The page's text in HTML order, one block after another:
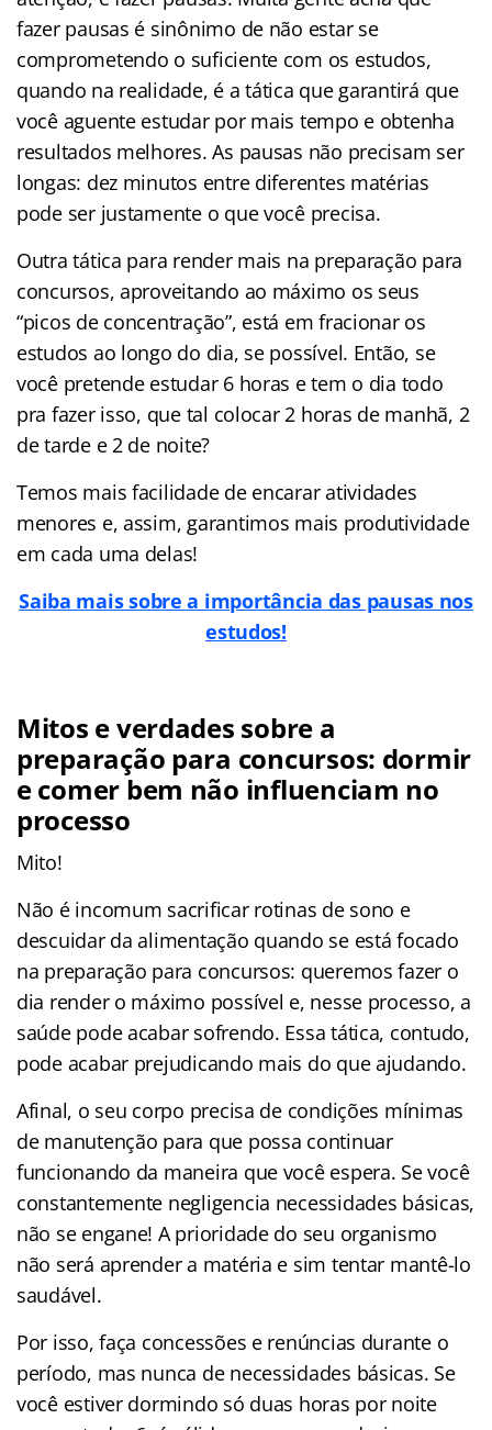
fazer pausas é sinônimo de não estar se
comprometendo o suficiente com os estudos,
quando na realidade, é a tática que garantirá que
você aguente estudar por mais tempo e obtenha
resultados melhores. As pausas não precisam ser
longas: dez minutos entre diferentes matérias
pode ser justamente o que você precisa.
Outra tática para render mais na preparação para
concursos, aproveitando ao máximo os seus
“picos de concentração”, está em fracionar os
estudos ao longo do dia, se possível. Então, se
você pretende estudar 6 horas e tem o dia todo
pra fazer isso, que tal colocar 2 horas de manhã, 2
de tarde e 2 de noite?
Temos mais facilidade de encarar atividades
menores e, assim, garantimos mais produtividade
em cada uma delas!
Saiba mais sobre a importância das pausas nos
estudos!
Mitos e verdades sobre a
preparação para concursos: dormir
e comer bem não influenciam no
processo
Mito!
Não é incomum sacrificar rotinas de sono e
descuidar da alimentação quando se está focado
na preparação para concursos: queremos fazer o
dia render o máximo possível e, nesse processo, a
saúde pode acabar sofrendo. Essa tática, contudo,
pode acabar prejudicando mais do que ajudando.
Afinal, o seu corpo precisa de condições mínimas
de manutenção para que possa continuar
funcionando da maneira que você espera. Se você
constantemente negligencia necessidades básicas,
não se engane! A prioridade do seu organismo
não será aprender a matéria e sim tentar mantê-lo
saudável.
Por isso, faça concessões e renúncias durante o
período, mas nunca de necessidades básicas. Se
você estiver dormindo só duas horas por noite